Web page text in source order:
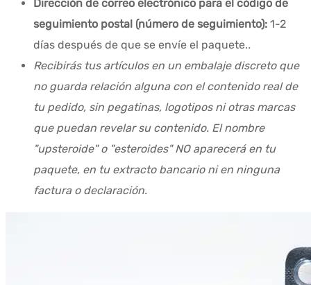
Dirección de correo electrónico para el código de
seguimiento postal (número de seguimiento): 1-2
días después de que se envíe el paquete..
Recibirás tus artículos en un embalaje discreto que
no guarda relación alguna con el contenido real de
tu pedido, sin pegatinas, logotipos ni otras marcas
que puedan revelar su contenido. El nombre
"upsteroide" o "esteroides" NO aparecerá en tu
paquete, en tu extracto bancario ni en ninguna
factura o declaración.